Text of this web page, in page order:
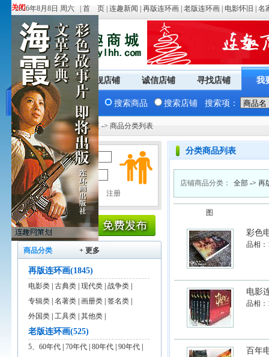
关闭
关闭
2026年8月8日 周六 | 首 页 连趣新闻 再版连环画 老版连环画 电影怀旧 名
商城首页 旗舰店铺 诚信店铺 寻找店铺 我
搜索商品 搜索店铺 搜索项：
您现在的位置：商城首页 -> 商品分类列表
用户名：
密 码：
商品分类 + 更多
再版连环画(1845)
电影类 古典类 现代类 战争类
专辑类 名著类 画册类 签名类
外国类 工具类 其他类
老版连环画(525)
5、60年代 70年代 80年代 90年代
分类商品列表
店铺商品分类： 全部 -> 再
图
彩色
品相：
电影
品相：
百年